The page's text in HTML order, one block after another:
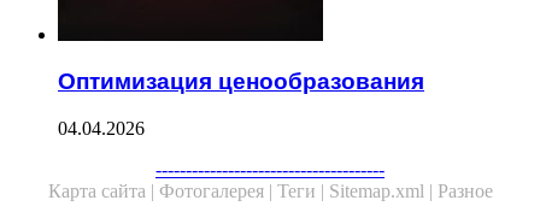
Оптимизация ценообразования
04.04.2026
--------------------------------------
Карта сайта | Фотогалерея | Теги | Sitemap.xml | Разное